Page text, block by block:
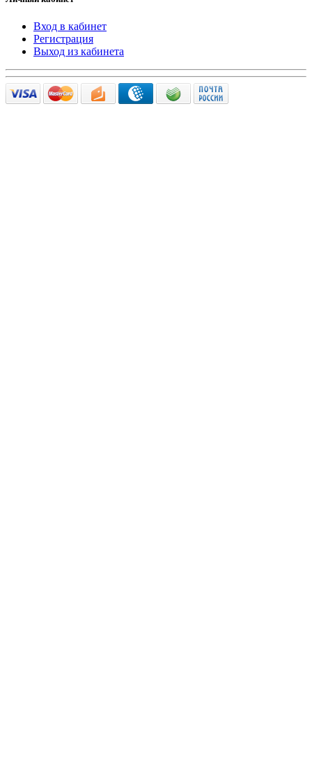
Вход в кабинет
Регистрация
Выход из кабинета